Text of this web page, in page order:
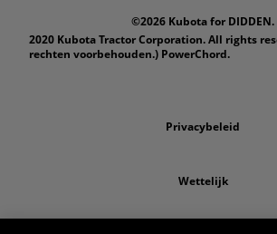
©2026 Kubota for DIDDEN.
2020 Kubota Tractor Corporation. All rights
rechten voorbehouden.) PowerChord.
Privacybeleid
Wettelijk